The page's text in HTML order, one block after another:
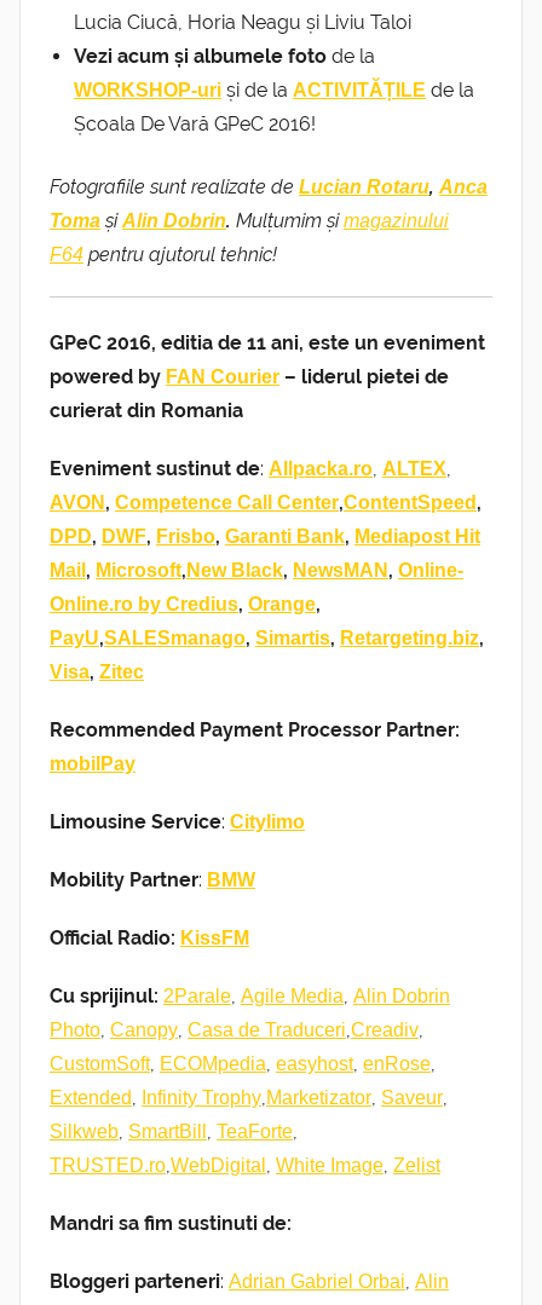
Lucia Ciucă, Horia Neagu și Liviu Taloi
Vezi acum și albumele foto de la
WORKSHOP-uri și de la ACTIVITĂȚILE de la
Școala De Vară GPeC 2016!
Fotografiile sunt realizate de Lucian Rotaru,Anca
Toma și Alin Dobrin. Mulțumim șimagazinului
F64 pentru ajutorul tehnic!
GPeC 2016, editia de 11 ani, este un eveniment
powered by FAN Courier – liderul pietei de
curierat din Romania
Eveniment sustinut de: Allpacka.ro, ALTEX,
AVON , Competence Call Center,ContentSpeed ,
DPD, DWF, Frisbo, Garanti Bank, Mediapost Hit
Mail , Microsoft, New Black, NewsMAN , Online-
Online.ro by Credius, Orange,
PayU,SALESmanago, Simartis, Retargeting.biz,
Visa, Zitec
Recommended Payment Processor Partner:
mobilPay
Limousine Service: Citylimo
Mobility Partner: BMW
Official Radio: KissFM
Cu sprijinul: 2Parale, Agile Media, Alin Dobrin
Photo, Canopy, Casa de Traduceri,Creadiv,
CustomSoft, ECOMpedia, easyhost, enRose,
Extended, Infinity Trophy,Marketizator, Saveur,
Silkweb, SmartBill , TeaForte,
TRUSTED.ro,WebDigital , White Image, Zelist
Mandri sa fim sustinuti de:
Bloggeri parteneri: Adrian Gabriel Orbai, Alin